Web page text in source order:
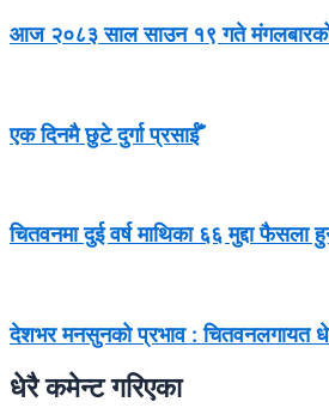
आज २०८३ साल साउन १९ गते
एक दिनमै छुटे दुर्गा प्रसाईँ
चितवनमा दुई वर्ष माथिका ६६ मुद्दा फैसला
देशभर मनसुनको प्रभाव : चितवनलगायत धेरै
धेरै कमेन्ट गरिएका